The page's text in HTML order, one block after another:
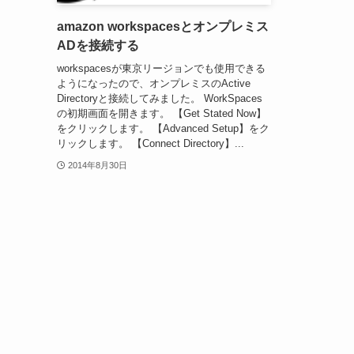
amazon workspacesとオンプレミス
ADを接続する
workspacesが東京リージョンでも使用できる
ようになったので、オンプレミスのActive
Directoryと接続してみました。 WorkSpaces
の初期画面を開きます。 【Get Stated Now】
をクリックします。 【Advanced Setup】をク
リックします。 【Connect Directory】...
2014年8月30日